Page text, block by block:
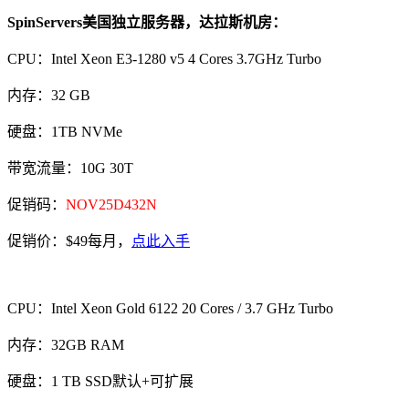
SpinServers美国独立服务器，达拉斯机房：
CPU：Intel Xeon E3-1280 v5 4 Cores 3.7GHz Turbo
内存：32 GB
硬盘：1TB NVMe
带宽流量：10G 30T
促销码： NOV25D432N
促销价：$49每月， 点此入手
CPU：Intel Xeon Gold 6122 20 Cores / 3.7 GHz Turbo
内存：32GB RAM
硬盘：1 TB SSD默认+可扩展